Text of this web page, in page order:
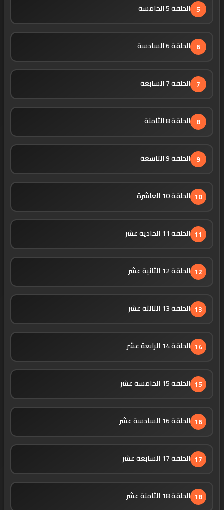
5 الحلقة 5 الخامسة
6 الحلقة 6 السادسة
7 الحلقة 7 السابعة
8 الحلقة 8 الثامنة
9 الحلقة 9 التاسعة
10 الحلقة 10 العاشرة
11 الحلقة 11 الحادية عشر
12 الحلقة 12 الثانية عشر
13 الحلقة 13 الثالثة عشر
14 الحلقة 14 الرابعة عشر
15 الحلقة 15 الخامسة عشر
16 الحلقة 16 السادسة عشر
17 الحلقة 17 السابعة عشر
18 الحلقة 18 الثامنة عشر